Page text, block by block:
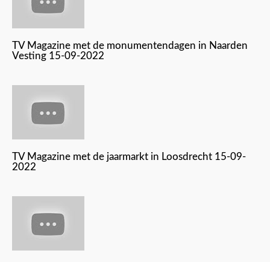
TV Magazine met de monumentendagen in Naarden
Vesting 15-09-2022
TV Magazine met de jaarmarkt in Loosdrecht 15-09-
2022